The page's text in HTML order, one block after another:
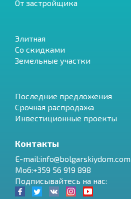
От застройщика
Элитная
Со скидками
Земельные участки
Последние предложения
Срочная распродажа
Инвестиционные проекты
Контакты
E-mail:info@bolgarskiydom.com
Моб:+359 56 919 898
Подписывайтесь на нас: